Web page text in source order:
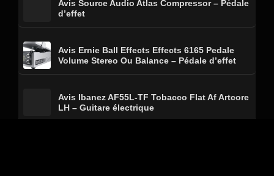
Avis Source Audio Atlas Compressor – Pédale
d’effet
Avis Ernie Ball Effects Effects 6165 Pedale
Volume Stereo Ou Balance – Pédale d’effet
Avis Ibanez AF55L-TF Tobacco Flat Af Artcore
LH – Guitare électrique